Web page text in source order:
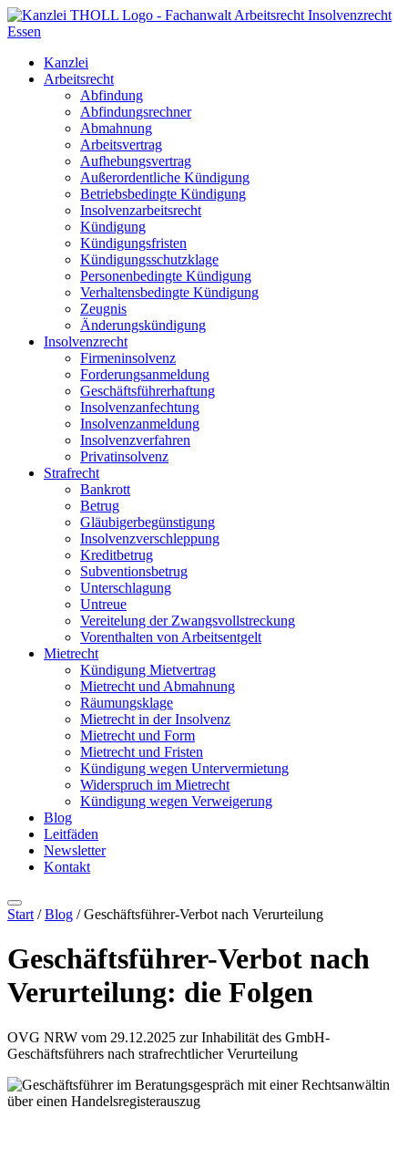
Kanzlei
Arbeitsrecht
Abfindung
Abfindungsrechner
Abmahnung
Arbeitsvertrag
Aufhebungsvertrag
Außerordentliche Kündigung
Betriebsbedingte Kündigung
Insolvenzarbeitsrecht
Kündigung
Kündigungsfristen
Kündigungsschutzklage
Personenbedingte Kündigung
Verhaltensbedingte Kündigung
Zeugnis
Änderungskündigung
Insolvenzrecht
Firmeninsolvenz
Forderungsanmeldung
Geschäftsführerhaftung
Insolvenzanfechtung
Insolvenzanmeldung
Insolvenzverfahren
Privatinsolvenz
Strafrecht
Bankrott
Betrug
Gläubigerbegünstigung
Insolvenzverschleppung
Kreditbetrug
Subventionsbetrug
Unterschlagung
Untreue
Vereitelung der Zwangsvollstreckung
Vorenthalten von Arbeitsentgelt
Mietrecht
Kündigung Mietvertrag
Mietrecht und Abmahnung
Räumungsklage
Mietrecht in der Insolvenz
Mietrecht und Form
Mietrecht und Fristen
Kündigung wegen Untervermietung
Widerspruch im Mietrecht
Kündigung wegen Verweigerung
Blog
Leitfäden
Newsletter
Kontakt
Start /Blog / Geschäftsführer-Verbot nach Verurteilung
Geschäftsführer-Verbot nach
Verurteilung: die Folgen
OVG NRW vom 29.12.2025 zur Inhabilität des GmbH-
Geschäftsführers nach strafrechtlicher Verurteilung